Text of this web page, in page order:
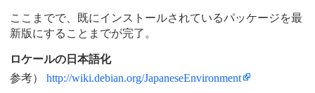
ここまでで、既にインストールされているパッケージを最
新版にすることまでが完了。
ロケールの日本語化
参考） http://wiki.debian.org/JapaneseEnvironment